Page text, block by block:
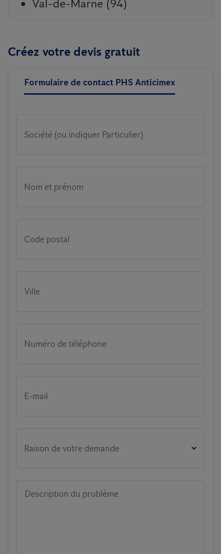
Val-de-Marne (94)
Créez votre devis gratuit
Formulaire de contact PHS Anticimex
Société (ou indiquer Particulier)
Nom et prénom
Code postal
Ville
Numéro de téléphone
E-mail
Raison de votre demande
Description du problème